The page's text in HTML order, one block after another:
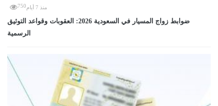
منذ 7 أيام 750
ضوابط زواج المسيار في السعودية 2026: العقوبات وقواعد التوثيق
الرسمية